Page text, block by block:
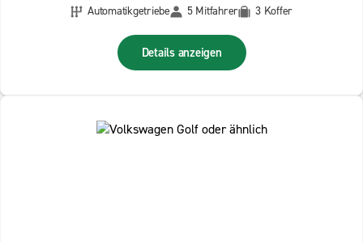
Automatikgetriebe
5 Mitfahrer 3 Koffer
Details anzeigen